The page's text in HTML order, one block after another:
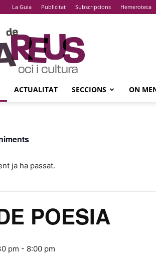
La Guia Publicitat Subscripcions Hemeroteca
La
Guia
De
Reus
ACTUALITAT SECCIONS ON
ja ha passat.
POESIA
pm - 8:00 pm